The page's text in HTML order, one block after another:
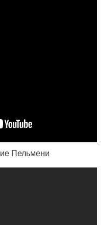
Пельмени